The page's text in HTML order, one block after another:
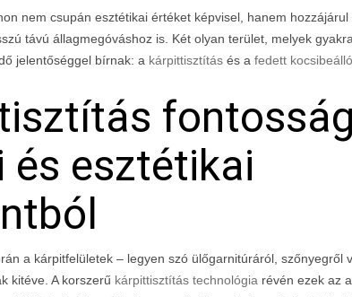
nem csupán esztétikai értéket képvisel, hanem
távú állagmegóváshoz is. Két olyan terület, melyek
jelentőséggel bírnak: a kárpittisztítás és a fedett
és esztétikai
a kárpitfelületek – legyen szó ülőgarnitúráról, szőnyegről
kitéve. A korszerű kárpittisztítás technológia révén ezek az